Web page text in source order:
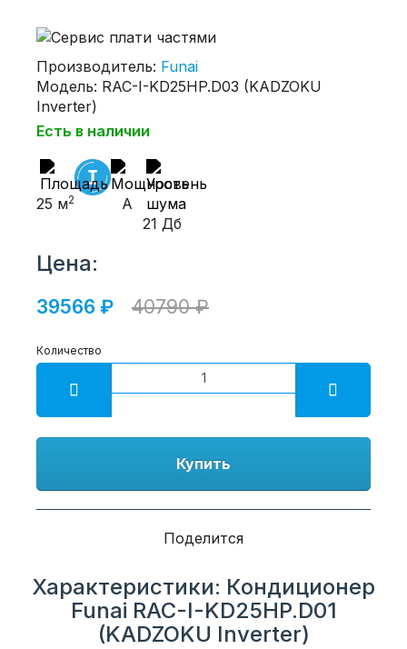
Производитель: Funai
Модель: RAC-I-KD25HP.D03 (KADZOKU
Inverter)
Есть в наличии
25 м2
A
21 Дб
Цена:
39566 ₽ 40790 ₽
Количество
Купить
Поделится
Характеристики: Кондиционер
Funai RAC-I-KD25HP.D01
(KADZOKU Inverter)